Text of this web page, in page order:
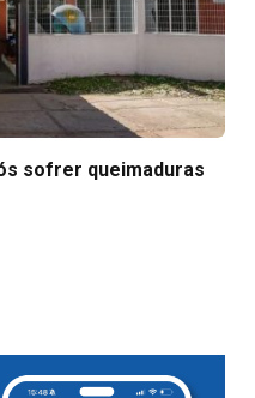
sofrer queimaduras